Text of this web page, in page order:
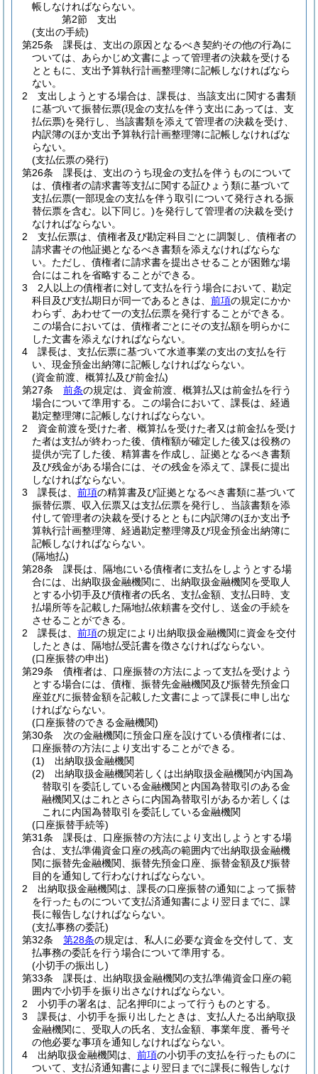
帳しなければならない。
第2節
支出
(支出の手続)
第25条
課長は、支出の原因となるべき契約その他の行為に
ついては、あらかじめ文書によって管理者の決裁を受ける
とともに、支出予算執行計画整理簿に記帳しなければなら
ない。
2
支出しようとする場合は、課長は、当該支出に関する書類
に基づいて振替伝票(現金の支払を伴う支出にあっては、支
払伝票)を発行し、当該書類を添えて管理者の決裁を受け、
内訳簿のほか支出予算執行計画整理簿に記帳しなければな
らない。
(支払伝票の発行)
第26条
課長は、支出のうち現金の支払を伴うものについて
は、債権者の請求書等支払に関する証ひょう類に基づいて
支払伝票(一部現金の支払を伴う取引について発行される振
替伝票を含む。以下同じ。)を発行して管理者の決裁を受け
なければならない。
2
支払伝票は、債権者及び勘定科目ごとに調製し、債権者の
請求書その他証拠となるべき書類を添えなければならな
い。 ただし、債権者に請求書を提出させることが困難な場
合にはこれを省略することができる。
3
2人以上の債権者に対して支払を行う場合において、勘定
科目及び支払期日が同一であるときは、 前項の規定にかか
わらず、あわせて一の支払伝票を発行することができる。
この場合においては、債権者ごとにその支払額を明らかに
した文書を添えなければならない。
4
課長は、支払伝票に基づいて水道事業の支出の支払を行
い、現金預金出納簿に記帳しなければならない。
(資金前渡、概算払及び前金払)
第27条
前条の規定は、資金前渡、概算払又は前金払を行う
場合について準用する。
この場合において、課長は、経過
勘定整理簿に記帳しなければならない。
2
資金前渡を受けた者、概算払を受けた者又は前金払を受け
た者は支払が終わった後、債権額が確定した後又は役務の
提供が完了した後、精算書を作成し、証拠となるべき書類
及び残金がある場合には、その残金を添えて、課長に提出
しなければならない。
3
課長は、 前項の精算書及び証拠となるべき書類に基づいて
振替伝票、収入伝票又は支払伝票を発行し、当該書類を添
付して管理者の決裁を受けるとともに内訳簿のほか支出予
算執行計画整理簿、経過勘定整理簿及び現金預金出納簿に
記帳しなければならない。
(隔地払)
第28条
課長は、隔地にいる債権者に支払をしようとする場
合には、出納取扱金融機関に、出納取扱金融機関を受取人
とする小切手及び債権者の氏名、支払金額、支払日時、支
払場所等を記載した隔地払依頼書を交付し、送金の手続を
させることができる。
2
課長は、 前項の規定により出納取扱金融機関に資金を交付
したときは、隔地払受託書を徴さなければならない。
(口座振替の申出)
第29条
債権者は、口座振替の方法によって支払を受けよう
とする場合には、債権、振替先金融機関及び振替先預金口
座並びに振替金額を記載した文書によって課長に申し出な
ければならない。
(口座振替のできる金融機関)
第30条
次の金融機関に預金口座を設けている債権者には、
口座振替の方法により支出することができる。
(1)
出納取扱金融機関
(2)
出納取扱金融機関若しくは出納取扱金融機関が内国為
替取引を委託している金融機関と内国為替取引のある金
融機関又はこれとさらに内国為替取引があるか若しくは
これに内国為替取引を委託している金融機関
(口座振替手続等)
第31条
課長は、口座振替の方法により支出しようとする場
合は、支払準備資金口座の残高の範囲内で出納取扱金融機
関に振替先金融機関、振替先預金口座、振替金額及び振替
目的を通知して行わなければならない。
2
出納取扱金融機関は、課長の口座振替の通知によって振替
を行ったものについて支払済通知書により翌日までに、課
長に報告しなければならない。
(支払事務の委託)
第32条
第28条の規定は、私人に必要な資金を交付して、支
払事務の委託を行う場合について準用する。
(小切手の振出し)
第33条
課長は、出納取扱金融機関の支払準備資金口座の範
囲内で小切手を振り出さなければならない。
2
小切手の署名は、記名押印によって行うものとする。
3
課長は、小切手を振り出したときは、支払人たる出納取扱
金融機関に、受取人の氏名、支払金額、事業年度、番号そ
の他必要な事項を通知しなければならない。
4
出納取扱金融機関は、 前項の小切手の支払を行ったものに
ついて、支払済通知書により翌日までに課長に報告しなけ